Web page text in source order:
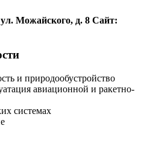
Можайского, д. 8 Сайт:
и природообустройство
авиационной и ракетно-
системах